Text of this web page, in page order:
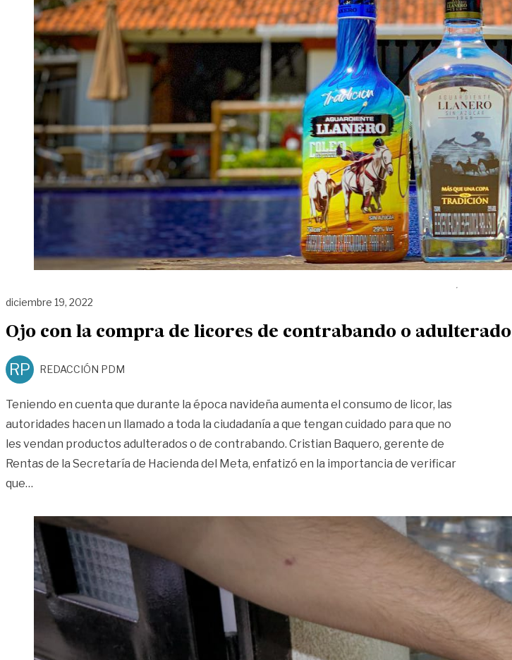
diciembre 19, 2022
Ojo con la compra de licores de contrabando o adulterado
RP REDACCIÓN PDM
Teniendo en cuenta que durante la época navideña aumenta el consumo de licor, las
autoridades hacen un llamado a toda la ciudadanía a que tengan cuidado para que no
les vendan productos adulterados o de contrabando. Cristian Baquero, gerente de
Rentas de la Secretaría de Hacienda del Meta, enfatizó en la importancia de verificar
que…